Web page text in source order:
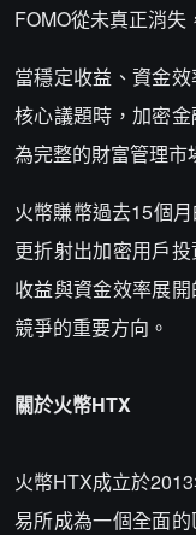
FOMO從未真正消失
當穩定收益、資金
核心議題時，加密
為完整的財富管理市
火幣賺幣過去15個
更折射出加密用戶
收益與資金效率展
競爭的重要方向。
關於火幣HTX
火幣HTX成立於
易所成為一個全面